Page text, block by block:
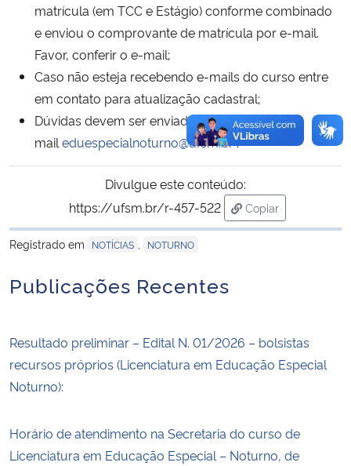
matrícula (em TCC e Estágio) conforme combinado
e enviou o comprovante de matrícula por e-mail.
Favor, conferir o e-mail;
Caso não esteja recebendo e-mails do curso entre
em contato para atualização cadastral;
Dúvidas devem ser enviadas para o e-
mail eduespecialnoturno@ufsm.br.
Divulgue este conteúdo:
https://ufsm.br/r-457-522
Copiar
para área de
Registrado em
NOTÍCIAS NOTURNO
Publicações Recentes
Resultado preliminar – Edital N. 01/2026 – bolsistas
recursos próprios (Licenciatura em Educação Especial
Noturno):
Horário de atendimento na Secretaria do curso de
Licenciatura em Educação Especial – Noturno, de